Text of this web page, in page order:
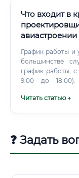
Что входит в
авиастроении
График работы и условия
большинстве
график работы,
9:00 до 18:00).
станцией с
Читать статью →
❓ Задать